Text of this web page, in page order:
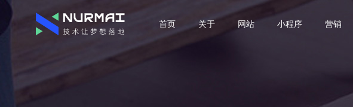
首页 关于 网站 小程序 营销